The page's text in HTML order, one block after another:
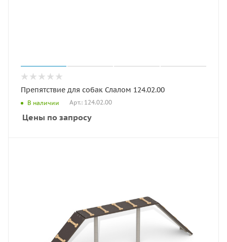
Препятствие для собак Слалом 124.02.00
В наличии Арт.: 124.02.00
Цены по запросу